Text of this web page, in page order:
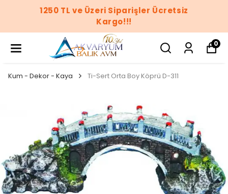
1250 TL ve Üzeri Siparişler Ücretsiz
Kargo!!!
0
Kum - Dekor - Kaya Ti-Sert Orta Boy Köprü D-311